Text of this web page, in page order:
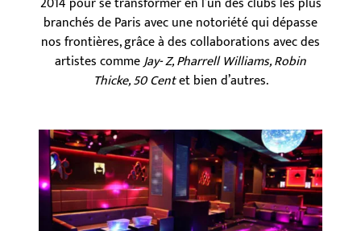
branchés de Paris avec une notoriété qui dépasse
nos frontières, grâce à des collaborations avec des
artistes commeJay- Z, Pharrell Williams, Robin
Thicke, 50 Centet bien d’autres.